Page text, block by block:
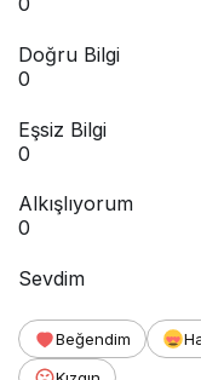
Doğru Bilgi
0
Eşsiz Bilgi
0
Alkışlıyorum
0
Sevdim
Beğendim